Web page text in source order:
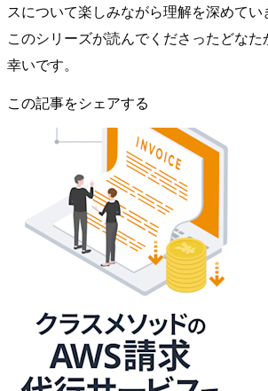
スについて楽しみながら理解を深めてい
このシリーズが読んでくださったどな
幸いです。
この記事をシェアする